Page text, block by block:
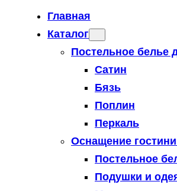
Главная
Каталог
Постельное белье
Сатин
Бязь
Поплин
Перкаль
Оснащение
Постельное
Подушки и